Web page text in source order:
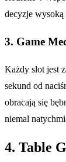
decyzje wysoką
3. Game
Każdy slot jest
sekund od
obracają się
niemal
4. Table